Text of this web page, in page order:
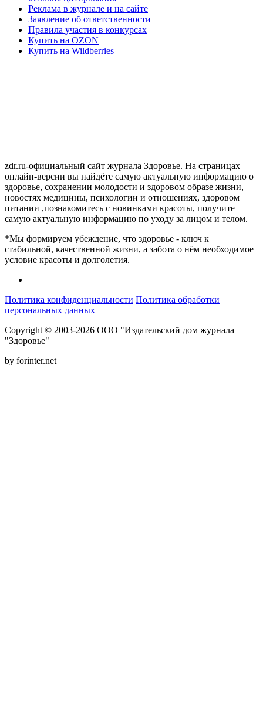
Реклама в журнале и на сайте
Заявление об ответственности
Правила участия в конкурсах
Купить на OZON
Купить на Wildberries
zdr.ru-официальный сайт журнала Здоровье. На страницах
онлайн-версии вы найдёте самую актуальную информацию о
здоровье, сохранении молодости и здоровом образе жизни,
новостях медицины, психологии и отношениях, здоровом
питании ,познакомитесь с новинками красоты, получите
самую актуальную информацию по уходу за лицом и телом.
*Мы формируем убеждение, что здоровье - ключ к
стабильной, качественной жизни, а забота о нём необходимое
условие красоты и долголетия.
Политика конфиденциальности Политика обработки
персональных данных
Copyright © 2003-2026 ООО "Издательский дом журнала
"Здоровье"
by forinter.net